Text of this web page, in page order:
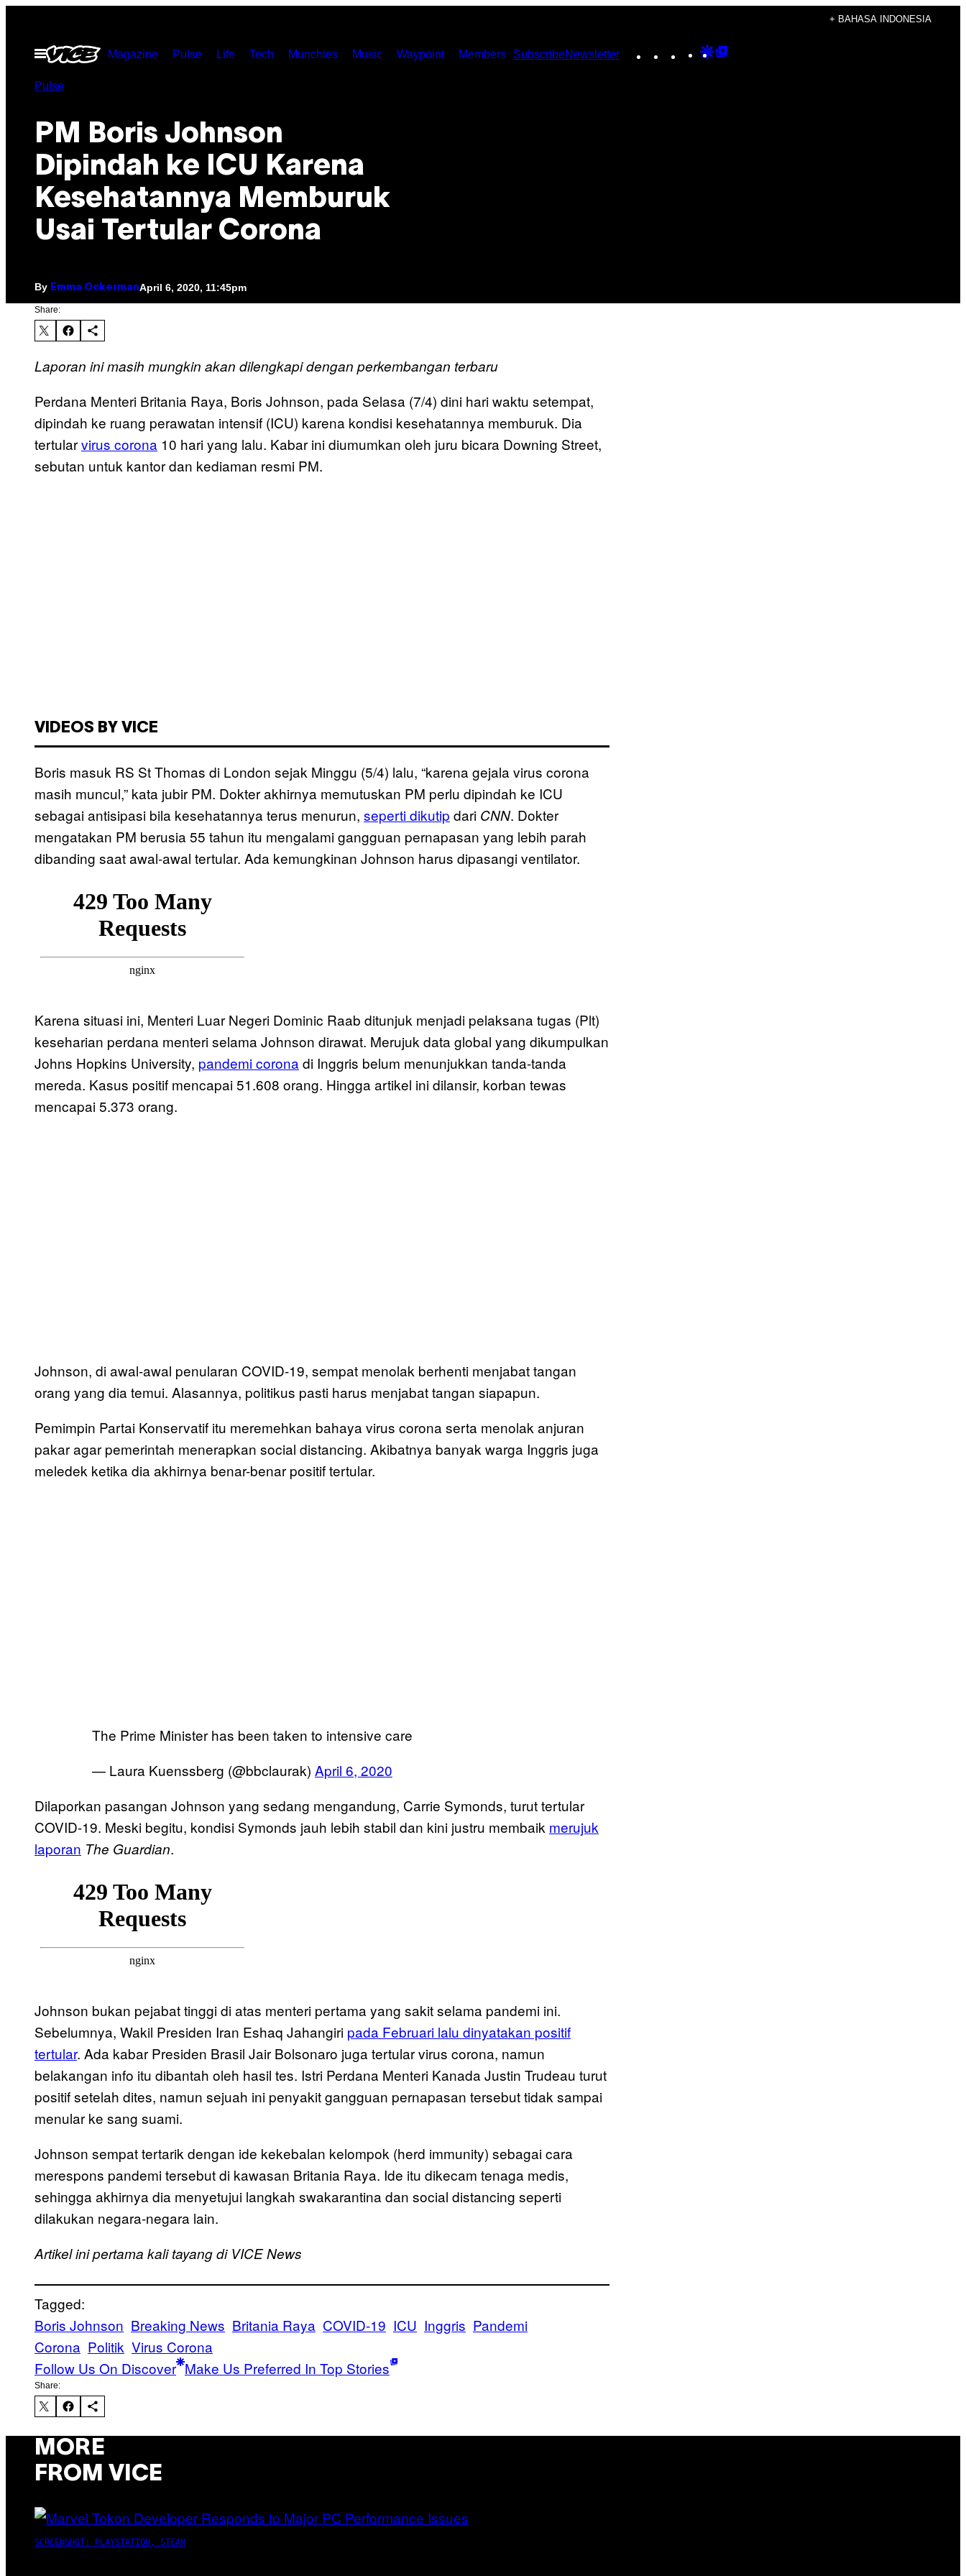
content
+ BAHASA INDONESIA
Open
Menu
Magazine Pulse Life Tech Munchies Music Waypoint Members SubscribeNewsletter Instagram
TikTokYouTube
Google
Pulse
PM Boris Johnson
Dipindah ke ICU Karena
Kesehatannya Memburuk
Usai Tertular Corona
By Emma OckermanApril 6, 2020, 11:45pm
Share:
Laporan ini masih mungkin akan dilengkapi dengan perkembangan terbaru
Perdana Menteri Britania Raya, Boris Johnson, pada Selasa (7/4) dini hari waktu setempat,
dipindah ke ruang perawatan intensif (ICU) karena kondisi kesehatannya memburuk. Dia
tertularvirus corona 10 hari yang lalu. Kabar ini diumumkan oleh juru bicara Downing Street,
sebutan untuk kantor dan kediaman resmi PM.
VIDEOS BY VICE
Boris masuk RS St Thomas di London sejak Minggu (5/4) lalu, “karena gejala virus corona
masih muncul,” kata jubir PM. Dokter akhirnya memutuskan PM perlu dipindah ke ICU
sebagai antisipasi bila kesehatannya terus menurun, seperti dikutip dari CNN. Dokter
mengatakan PM berusia 55 tahun itu mengalami gangguan pernapasan yang lebih parah
dibanding saat awal-awal tertular. Ada kemungkinan Johnson harus dipasangi ventilator.
Karena situasi ini, Menteri Luar Negeri Dominic Raab ditunjuk menjadi pelaksana tugas (Plt)
keseharian perdana menteri selama Johnson dirawat. Merujuk data global yang dikumpulkan
Johns Hopkins University, pandemi corona di Inggris belum menunjukkan tanda-tanda
mereda. Kasus positif mencapai 51.608 orang. Hingga artikel ini dilansir, korban tewas
mencapai 5.373 orang.
Johnson, di awal-awal penularan COVID-19, sempat menolak berhenti menjabat tangan
orang yang dia temui. Alasannya, politikus pasti harus menjabat tangan siapapun.
Pemimpin Partai Konservatif itu meremehkan bahaya virus corona serta menolak anjuran
pakar agar pemerintah menerapkan social distancing. Akibatnya banyak warga Inggris juga
meledek ketika dia akhirnya benar-benar positif tertular.
The Prime Minister has been taken to intensive care
— Laura Kuenssberg (@bbclaurak) April 6, 2020
Dilaporkan pasangan Johnson yang sedang mengandung, Carrie Symonds, turut tertular
COVID-19. Meski begitu, kondisi Symonds jauh lebih stabil dan kini justru membaik merujuk
laporan The Guardian.
Johnson bukan pejabat tinggi di atas menteri pertama yang sakit selama pandemi ini.
Sebelumnya, Wakil Presiden Iran Eshaq Jahangiri pada Februari lalu dinyatakan positif
tertular. Ada kabar Presiden Brasil Jair Bolsonaro juga tertular virus corona, namun
belakangan info itu dibantah oleh hasil tes. Istri Perdana Menteri Kanada Justin Trudeau turut
positif setelah dites, namun sejuah ini penyakit gangguan pernapasan tersebut tidak sampai
menular ke sang suami.
Johnson sempat tertarik dengan ide kekebalan kelompok (herd immunity) sebagai cara
merespons pandemi tersebut di kawasan Britania Raya. Ide itu dikecam tenaga medis,
sehingga akhirnya dia menyetujui langkah swakarantina dan social distancing seperti
dilakukan negara-negara lain.
Artikel ini pertama kali tayang di VICE News
Tagged:
Boris Johnson Breaking News Britania Raya COVID-19 ICU Inggris Pandemi
Corona Politik Virus Corona
Follow Us On Discover Make Us Preferred In Top Stories
Share:
MORE
FROM VICE
SCREENSHOT: PLAYSTATION, STEAM